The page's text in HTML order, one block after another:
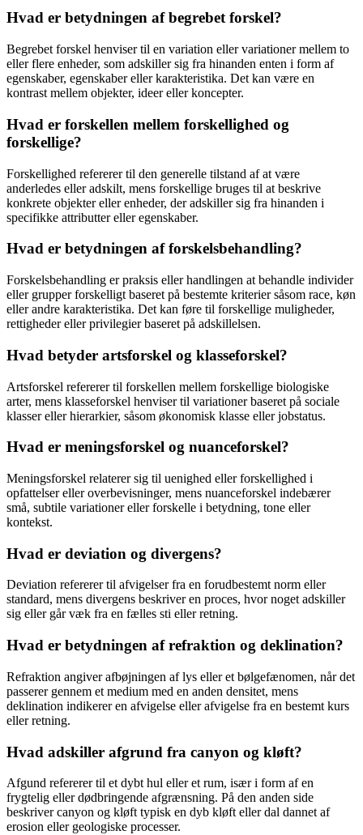
Hvad er betydningen af begrebet forskel?
Begrebet forskel henviser til en variation eller variationer mellem to
eller flere enheder, som adskiller sig fra hinanden enten i form af
egenskaber, egenskaber eller karakteristika. Det kan være en
kontrast mellem objekter, ideer eller koncepter.
Hvad er forskellen mellem forskellighed og
forskellige?
Forskellighed refererer til den generelle tilstand af at være
anderledes eller adskilt, mens forskellige bruges til at beskrive
konkrete objekter eller enheder, der adskiller sig fra hinanden i
specifikke attributter eller egenskaber.
Hvad er betydningen af forskelsbehandling?
Forskelsbehandling er praksis eller handlingen at behandle individer
eller grupper forskelligt baseret på bestemte kriterier såsom race, køn
eller andre karakteristika. Det kan føre til forskellige muligheder,
rettigheder eller privilegier baseret på adskillelsen.
Hvad betyder artsforskel og klasseforskel?
Artsforskel refererer til forskellen mellem forskellige biologiske
arter, mens klasseforskel henviser til variationer baseret på sociale
klasser eller hierarkier, såsom økonomisk klasse eller jobstatus.
Hvad er meningsforskel og nuanceforskel?
Meningsforskel relaterer sig til uenighed eller forskellighed i
opfattelser eller overbevisninger, mens nuanceforskel indebærer
små, subtile variationer eller forskelle i betydning, tone eller
kontekst.
Hvad er deviation og divergens?
Deviation refererer til afvigelser fra en forudbestemt norm eller
standard, mens divergens beskriver en proces, hvor noget adskiller
sig eller går væk fra en fælles sti eller retning.
Hvad er betydningen af refraktion og deklination?
Refraktion angiver afbøjningen af lys eller et bølgefænomen, når det
passerer gennem et medium med en anden densitet, mens
deklination indikerer en afvigelse eller afvigelse fra en bestemt kurs
eller retning.
Hvad adskiller afgrund fra canyon og kløft?
Afgund refererer til et dybt hul eller et rum, især i form af en
frygtelig eller dødbringende afgrænsning. På den anden side
beskriver canyon og kløft typisk en dyb kløft eller dal dannet af
erosion eller geologiske processer.